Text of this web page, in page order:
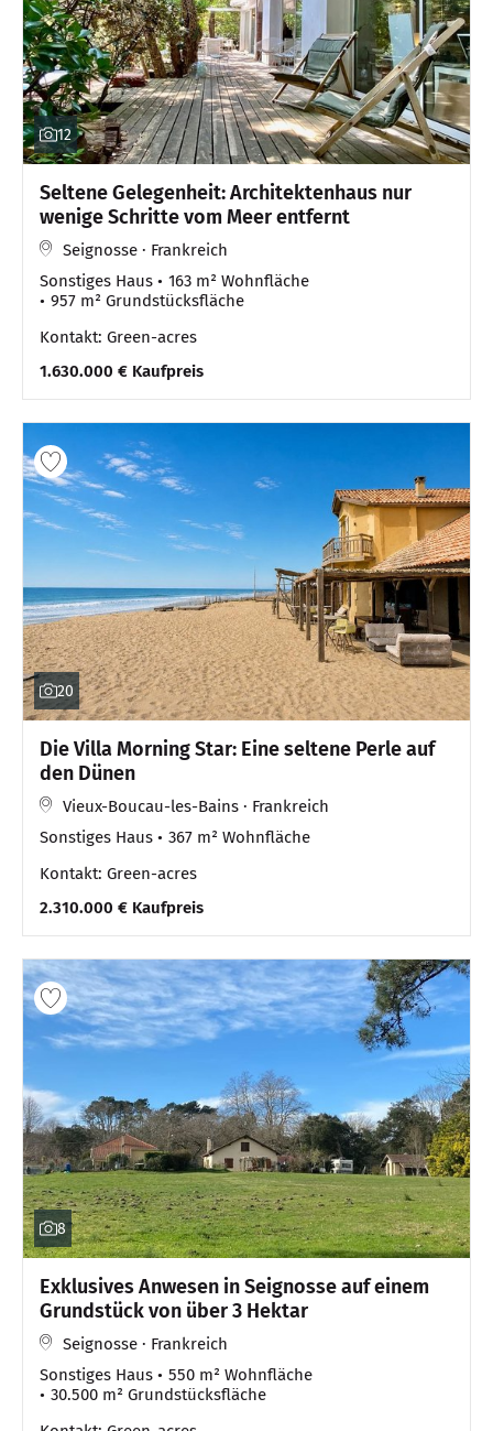
12
Seltene Gelegenheit: Architektenhaus nur
wenige Schritte vom Meer entfernt
Seignosse · Frankreich
Sonstiges Haus
163 m² Wohnfläche
957 m² Grundstücksfläche
Kontakt: Green-acres
1.630.000 € Kaufpreis
20
Die Villa Morning Star: Eine seltene Perle auf
den Dünen
Vieux-Boucau-les-Bains · Frankreich
Sonstiges Haus
367 m² Wohnfläche
Kontakt: Green-acres
2.310.000 € Kaufpreis
8
Exklusives Anwesen in Seignosse auf einem
Grundstück von über 3 Hektar
Seignosse · Frankreich
Sonstiges Haus
550 m² Wohnfläche
30.500 m² Grundstücksfläche